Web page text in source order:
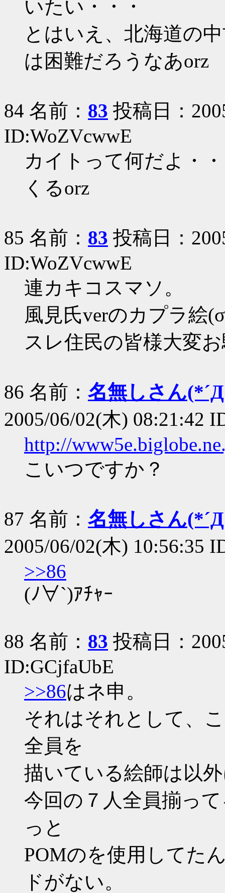
いたい・・・
とはいえ、北海道の
は困難だろうなあorz
84 名前： 83 投稿日：
ID:WoZVcwwE
カイトって何だよ・
くるorz
85 名前： 83 投稿日：
ID:WoZVcwwE
連カキコスマソ。
風見氏verのカプラ絵
スレ住民の皆様大変
86 名前： 名無しさん
2005/06/02(木) 08:21:42
http://
こいつですか？
87 名前： 名無しさん
2005/06/02(木) 10:56:35
>>86
(ﾉ∀`)ｱﾁｬｰ
88 名前： 83 投稿日：
ID:GCjfaUbE
>>86はネ申。
それはそれとして、
全員を
描いている絵師は以
今回の７人全員揃っ
っと
POMのを使用してた
ドがない。